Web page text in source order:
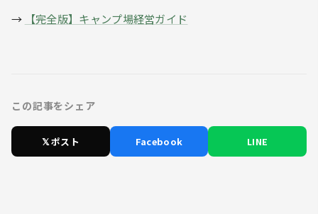
→ 【完全版】キャンプ場経営ガイド
この記事をシェア
𝕏 ポスト Facebook LINE